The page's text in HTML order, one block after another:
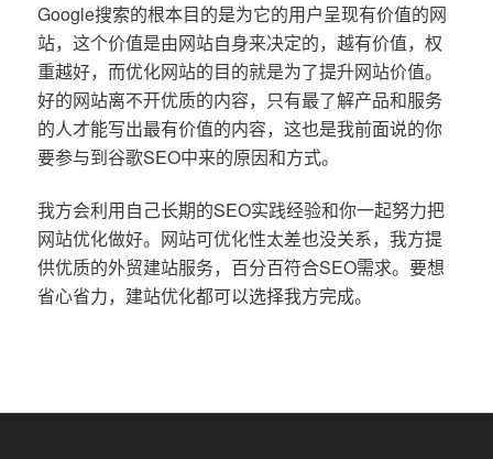
Google搜索的根本目的是为它的用户呈现有价值的网
站，这个价值是由网站自身来决定的，越有价值，权
重越好，而优化网站的目的就是为了提升网站价值。
好的网站离不开优质的内容，只有最了解产品和服务
的人才能写出最有价值的内容，这也是我前面说的你
要参与到谷歌SEO中来的原因和方式。
我方会利用自己长期的SEO实践经验和你一起努力把
网站优化做好。网站可优化性太差也没关系，我方提
供优质的外贸建站服务，百分百符合SEO需求。要想
省心省力，建站优化都可以选择我方完成。